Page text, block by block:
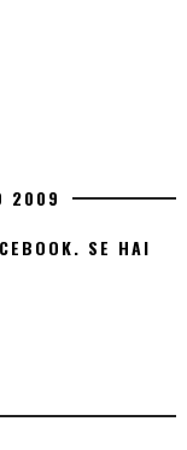
2009
SE HAI